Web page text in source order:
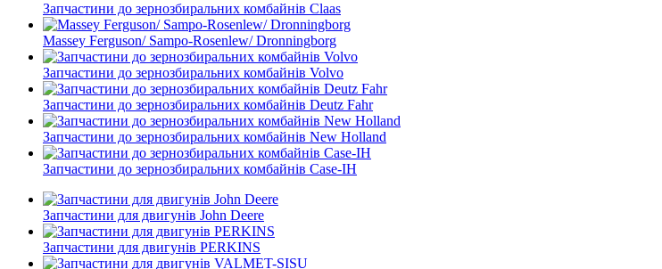
Запчастини до зернозбиральних комбайнів Claas
Massey Ferguson/ Sampo-Rosenlew/ Dronningborg
Запчастини до зернозбиральних комбайнів Volvo
Запчастини до зернозбиральних комбайнів Deutz Fahr
Запчастини до зернозбиральних комбайнів New Holland
Запчастини до зернозбиральних комбайнів Case-IH
Запчастини для двигунів John Deere
Запчастини для двигунів PERKINS